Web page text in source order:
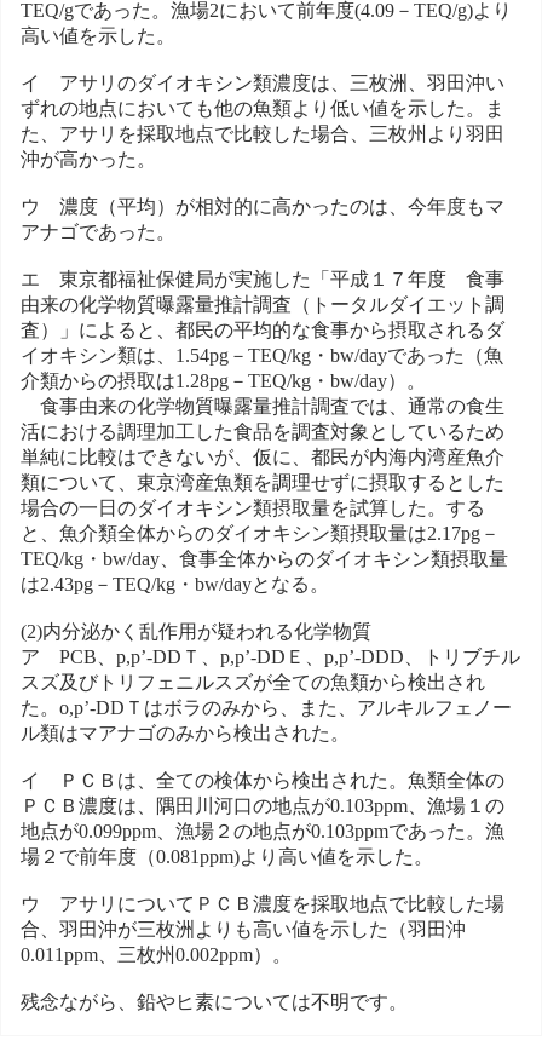
TEQ/gであった。漁場2において前年度(4.09－TEQ/g)より
高い値を示した。
イ アサリのダイオキシン類濃度は、三枚洲、羽田沖い
ずれの地点においても他の魚類より低い値を示した。ま
た、アサリを採取地点で比較した場合、三枚州より羽田
沖が高かった。
ウ 濃度（平均）が相対的に高かったのは、今年度もマ
アナゴであった。
エ 東京都福祉保健局が実施した「平成１７年度 食事
由来の化学物質曝露量推計調査（トータルダイエット調
査）」によると、都民の平均的な食事から摂取されるダ
イオキシン類は、1.54pg－TEQ/kg・bw/dayであった（魚
介類からの摂取は1.28pg－TEQ/kg・bw/day）。
食事由来の化学物質曝露量推計調査では、通常の食生
活における調理加工した食品を調査対象としているため
単純に比較はできないが、仮に、都民が内海内湾産魚介
類について、東京湾産魚類を調理せずに摂取するとした
場合の一日のダイオキシン類摂取量を試算した。する
と、魚介類全体からのダイオキシン類摂取量は2.17pg－
TEQ/kg・bw/day、食事全体からのダイオキシン類摂取量
は2.43pg－TEQ/kg・bw/dayとなる。
(2)内分泌かく乱作用が疑われる化学物質
ア PCB、p,p’-DDＴ、p,p’-DDＥ、p,p’-DDD、トリブチル
スズ及びトリフェニルスズが全ての魚類から検出され
た。o,p’-DDＴはボラのみから、また、アルキルフェノー
ル類はマアナゴのみから検出された。
イ ＰＣＢは、全ての検体から検出された。魚類全体の
ＰＣＢ濃度は、隅田川河口の地点が0.103ppm、漁場１の
地点が0.099ppm、漁場２の地点が0.103ppmであった。漁
場２で前年度（0.081ppm)より高い値を示した。
ウ アサリについてＰＣＢ濃度を採取地点で比較した場
合、羽田沖が三枚洲よりも高い値を示した（羽田沖
0.011ppm、三枚州0.002ppm）。
残念ながら、鉛やヒ素については不明です。